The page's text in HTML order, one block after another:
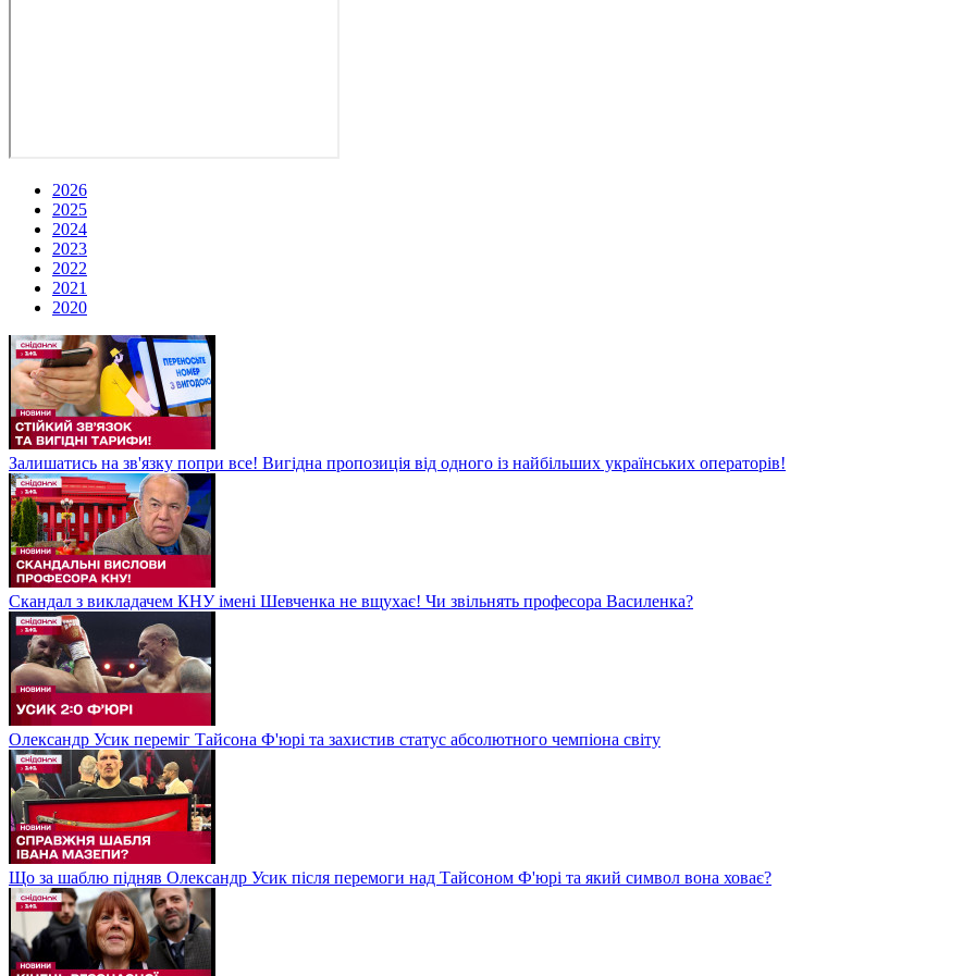
2026
2025
2024
2023
2022
2021
2020
Залишатись на зв'язку попри все! Вигідна пропозиція від одного із найбільших українських операторів!
Скандал з викладачем КНУ імені Шевченка не вщухає! Чи звільнять професора Василенка?
Олександр Усик переміг Тайсона Ф'юрі та захистив статус абсолютного чемпіона світу
Що за шаблю підняв Олександр Усик після перемоги над Тайсоном Ф'юрі та який символ вона ховає?